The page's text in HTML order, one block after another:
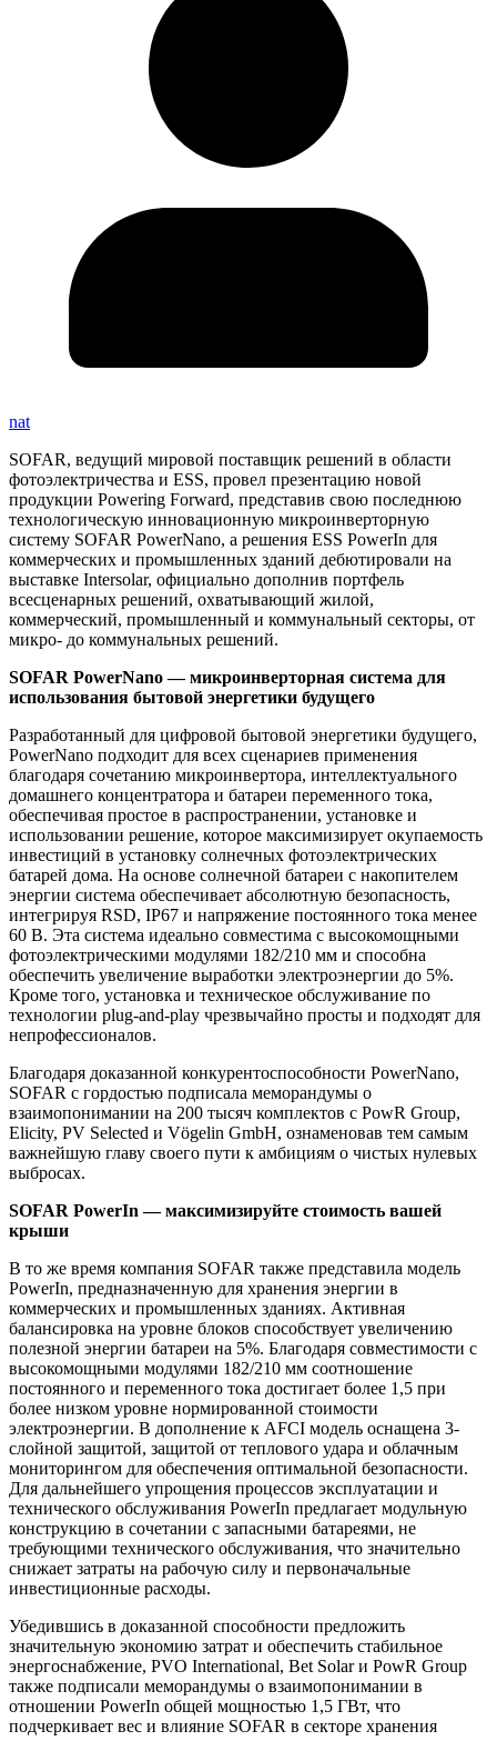
nat
SOFAR, ведущий мировой поставщик решений в области
фотоэлектричества и ESS, провел презентацию новой
продукции Powering Forward, представив свою последнюю
технологическую инновационную микроинверторную
систему SOFAR PowerNano, а решения ESS PowerIn для
коммерческих и промышленных зданий дебютировали на
выставке Intersolar, официально дополнив портфель
всесценарных решений, охватывающий жилой,
коммерческий, промышленный и коммунальный секторы, от
микро- до коммунальных решений.
SOFAR PowerNano — микроинверторная система для
использования бытовой энергетики будущего
Разработанный для цифровой бытовой энергетики будущего,
PowerNano подходит для всех сценариев применения
благодаря сочетанию микроинвертора, интеллектуального
домашнего концентратора и батареи переменного тока,
обеспечивая простое в распространении, установке и
использовании решение, которое максимизирует окупаемость
инвестиций в установку солнечных фотоэлектрических
батарей дома. На основе солнечной батареи с накопителем
энергии система обеспечивает абсолютную безопасность,
интегрируя RSD, IP67 и напряжение постоянного тока менее
60 В. Эта система идеально совместима с высокомощными
фотоэлектрическими модулями 182/210 мм и способна
обеспечить увеличение выработки электроэнергии до 5%.
Кроме того, установка и техническое обслуживание по
технологии plug-and-play чрезвычайно просты и подходят для
непрофессионалов.
Благодаря доказанной конкурентоспособности PowerNano,
SOFAR с гордостью подписала меморандумы о
взаимопонимании на 200 тысяч комплектов с PowR Group,
Elicity, PV Selected и Vögelin GmbH, ознаменовав тем самым
важнейшую главу своего пути к амбициям о чистых нулевых
выбросах.
SOFAR PowerIn — максимизируйте стоимость вашей
крыши
В то же время компания SOFAR также представила модель
PowerIn, предназначенную для хранения энергии в
коммерческих и промышленных зданиях. Активная
балансировка на уровне блоков способствует увеличению
полезной энергии батареи на 5%. Благодаря совместимости с
высокомощными модулями 182/210 мм соотношение
постоянного и переменного тока достигает более 1,5 при
более низком уровне нормированной стоимости
электроэнергии. В дополнение к AFCI модель оснащена 3-
слойной защитой, защитой от теплового удара и облачным
мониторингом для обеспечения оптимальной безопасности.
Для дальнейшего упрощения процессов эксплуатации и
технического обслуживания PowerIn предлагает модульную
конструкцию в сочетании с запасными батареями, не
требующими технического обслуживания, что значительно
снижает затраты на рабочую силу и первоначальные
инвестиционные расходы.
Убедившись в доказанной способности предложить
значительную экономию затрат и обеспечить стабильное
энергоснабжение, PVO International, Bet Solar и PowR Group
также подписали меморандумы о взаимопонимании в
отношении PowerIn общей мощностью 1,5 ГВт, что
подчеркивает вес и влияние SOFAR в секторе хранения